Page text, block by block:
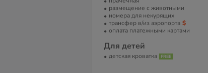
размещение с животными
номера для некурящих
трансфер в/из аэропорта
оплата платежными картами
Для детей
детская кроватка